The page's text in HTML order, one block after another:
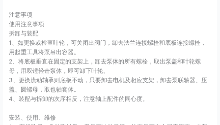
注意事项
使用注意事项
拆卸与装配
1、如更换或检查叶轮，可关闭出阀门，卸去法兰连接螺栓和底板连接螺栓，
用起重工具将泵吊出容器。
2、将底板垂直在固定的支架上，卸去泵体的所有螺栓，取出泵盖和叶轮螺
母，用双锤轻击泵体，即可卸下叶轮。
3、更换流动轴承则底板不动，只要卸去电机及相应支架，卸去泵联轴器、压
盖、圆螺母，取也轴套体。
4、装配与拆卸的次序相反，注意轴上配件的同心度。
安装、使用、维修